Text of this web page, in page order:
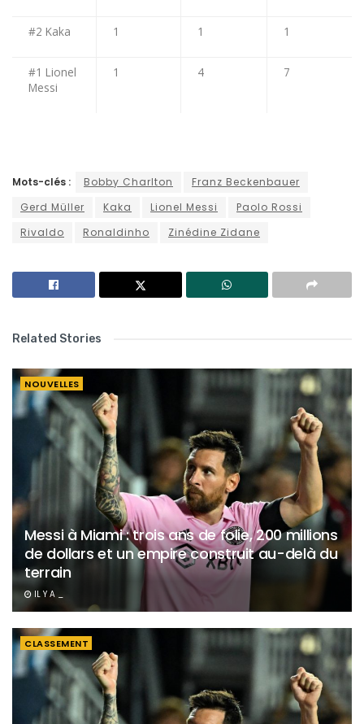
#2 Kaka 1 1 1
#1 Lionel
Messi
1 4 7
Mots-clés : Bobby Charlton
Franz Beckenbauer
Gerd Müller
Kaka Lionel Messi
Paolo Rossi
Rivaldo
Ronaldinho Zinédine Zidane
Related Stories
NOUVELLES
Messi à Miami : trois ans de folie, 200 millions
de dollars et un empire construit au-delà du
terrain
IL Y A _
CLASSEMENT